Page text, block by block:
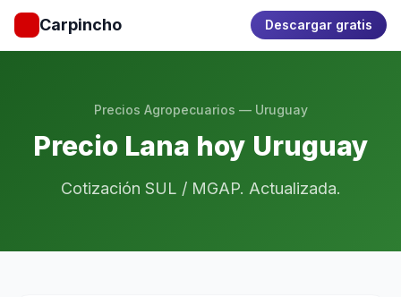
Carpincho Descargar gratis
Precios Agropecuarios — Uruguay
Precio Lana hoy Uruguay
Cotización SUL / MGAP. Actualizada.